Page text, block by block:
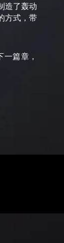
造了轰动
方式，带
篇章，